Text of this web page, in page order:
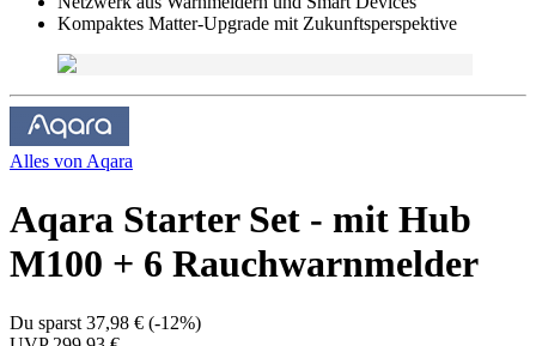
Kompaktes Matter-Upgrade mit Zukunftsperspektive
Alles von Aqara
Aqara Starter Set - mit Hub
M100 + 6 Rauchwarnmelder
Du sparst 37,98 € (-12%)